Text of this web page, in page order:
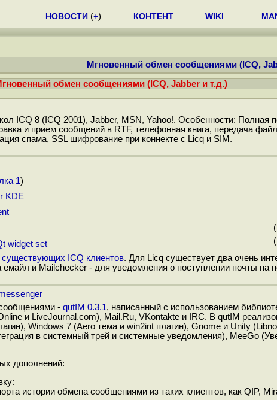
НОВОСТИ (+) КОНТЕНТ WIKI
Мгновенный обмен сообщениями (ICQ,
обмен сообщениями (ICQ, Jabber и т.д.)
ICQ 8 (ICQ 2001), Jabber, MSN, Yahoo!. Особенности: Полная
и прием сообщений в RTF, телефонная книга, передача
спама, SSL шифрование при коннекте с Licq и SIM.
1)
KDE
widget set
ICQ клиентов. Для Licq существует два очень
и Mailchecker - для уведомления о поступлении почты на
- qutIM 0.3.1, написанный с использованием
и LiveJournal.com), Mail.Ru, VKontakte и IRC. В qutIM
Windows 7 (Aero тема и win2int плагин), Gnome и Unity
в системный трей и системные уведомления), MeeGo
дополнений:
истории обмена сообщениями из таких клиентов, как QIP,